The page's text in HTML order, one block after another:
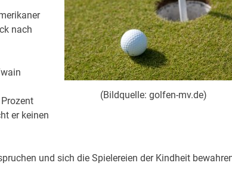
(Bildquelle: golfen-mv.de)
nach
er keinen
und sich die Spielereien der Kindheit